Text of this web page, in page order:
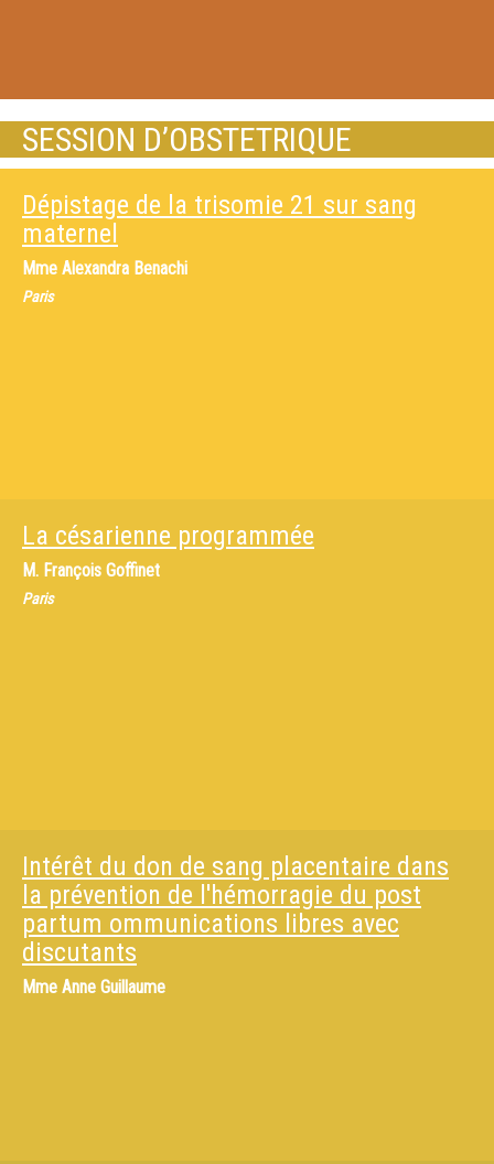
SESSION D’OBSTETRIQUE
Dépistage de la trisomie 21 sur sang
maternel
Mme Alexandra Benachi
Paris
La césarienne programmée
M. François Goffinet
Paris
Intérêt du don de sang placentaire dans
la prévention de l'hémorragie du post
partum ommunications libres avec
discutants
Mme Anne Guillaume